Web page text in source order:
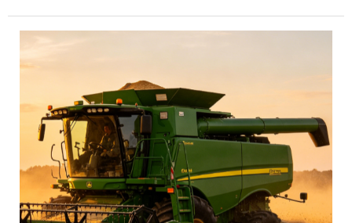
market deployments. Over the past seven days, John
...